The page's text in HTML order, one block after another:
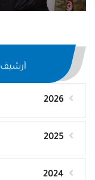
أرشيف
2026
2025
2024